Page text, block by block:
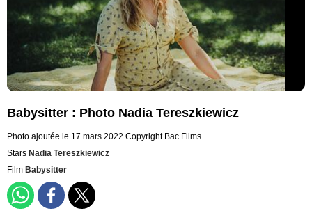
Babysitter : Photo Nadia Tereszkiewicz
Photo ajoutée le 17 mars 2022 Copyright Bac Films
Stars Nadia Tereszkiewicz
Film Babysitter